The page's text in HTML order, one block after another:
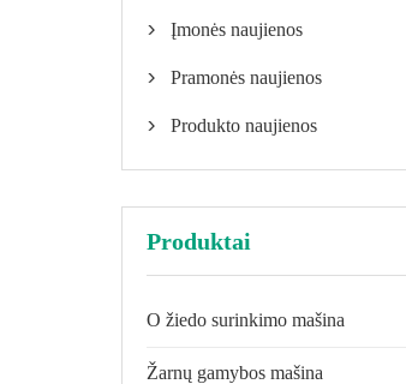
 Įmonės naujienos
 Pramonės naujienos
 Produkto naujienos
Produktai
O žiedo surinkimo mašina
Žarnų gamybos mašina